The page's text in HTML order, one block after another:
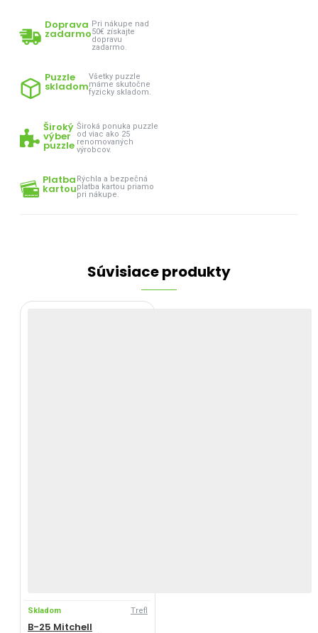
Doprava
zadarmo
Pri nákupe nad
50€ získajte
dopravu
zadarmo.
Puzzle
skladom
Všetky puzzle
máme skutočne
fyzicky skladom.
Široký
výber
puzzle
Široká ponuka puzzle
od viac ako 25
renomovaných
výrobcov.
Platba
kartou
Rýchla a bezpečná
platba kartou priamo
pri nákupe.
Súvisiace produkty
Skladom Trefl
B-25 Mitchell